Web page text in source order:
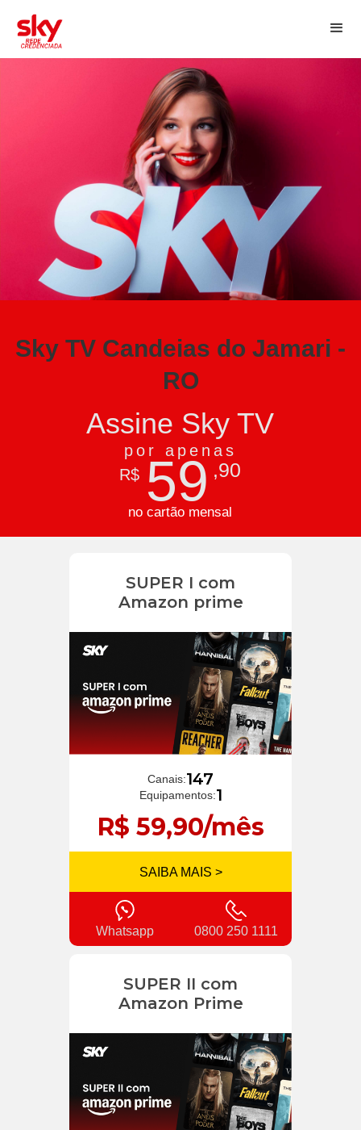
Sky TV Candeias do Jamari -
RO
Assine Sky TV
por apenas
R$ 59 ,90
no cartão mensal
SUPER I com
Amazon prime
Canais:147
Equipamentos:1
R$ 59,90/mês
SAIBA MAIS >
Whatsapp 0800 250 1111
SUPER II com
Amazon Prime